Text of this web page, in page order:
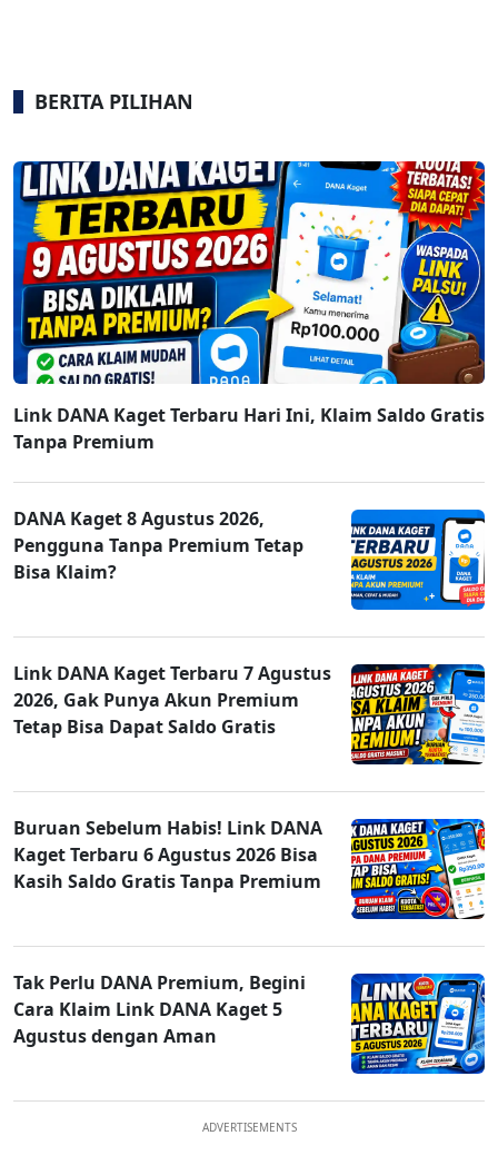
BERITA PILIHAN
Link DANA Kaget Terbaru Hari Ini, Klaim Saldo Gratis
Tanpa Premium
DANA Kaget 8 Agustus 2026,
Pengguna Tanpa Premium Tetap
Bisa Klaim?
Link DANA Kaget Terbaru 7 Agustus
2026, Gak Punya Akun Premium
Tetap Bisa Dapat Saldo Gratis
Buruan Sebelum Habis! Link DANA
Kaget Terbaru 6 Agustus 2026 Bisa
Kasih Saldo Gratis Tanpa Premium
Tak Perlu DANA Premium, Begini
Cara Klaim Link DANA Kaget 5
Agustus dengan Aman
ADVERTISEMENTS